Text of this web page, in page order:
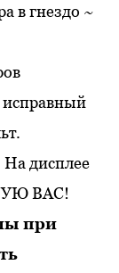
в гнездо ~
исправный
На дисплее
ВАС!
при